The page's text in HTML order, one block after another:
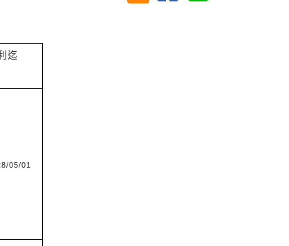
迄
05/01